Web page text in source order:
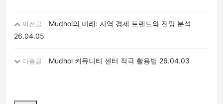
이전글
Mudhol의 미래: 지역 경제 트렌드와 전망 분석
26.04.05
다음글 Mudhol 커뮤니티 센터 적극 활용법 26.04.03